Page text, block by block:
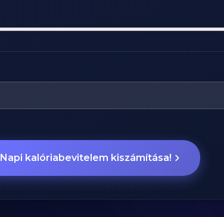
Napi kalóriabevitelem kiszámítása!